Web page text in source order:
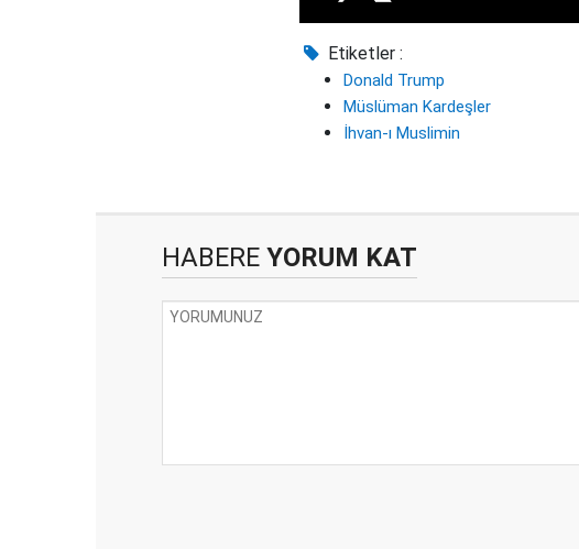
Etiketler :
Donald Trump
Müslüman Kardeşler
İhvan-ı Muslimin
HABERE YORUM KAT